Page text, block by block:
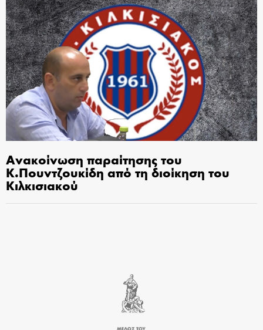
Ανακοίνωση παραίτησης του
Κ.Πουντζουκίδη από τη διοίκηση του
Κιλκισιακού